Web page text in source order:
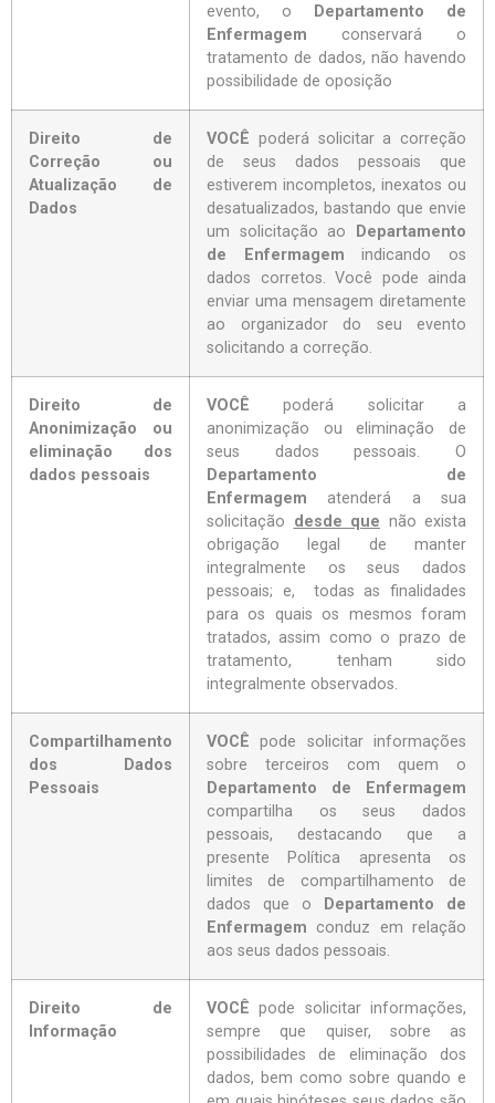
evento, o
Departamento de
Enfermagem conservará o
tratamento de dados, não havendo
possibilidade de oposição
Direito de
Correção ou
Atualização de
Dados
VOCÊ poderá solicitar a correção
de seus dados pessoais que
estiverem incompletos, inexatos ou
desatualizados, bastando que envie
um solicitação ao
Departamento
de Enfermagem indicando os
dados corretos. Você pode ainda
enviar uma mensagem diretamente
ao organizador do seu evento
solicitando a correção.
Direito de
Anonimização ou
eliminação dos
dados pessoais
VOCÊ poderá solicitar a
anonimização ou eliminação de
seus dados pessoais. O
Departamento de
Enfermagem atenderá a sua
solicitação desde que não exista
obrigação legal de manter
integralmente os seus dados
pessoais; e, todas as finalidades
para os quais os mesmos foram
tratados, assim como o prazo de
tratamento, tenham sido
integralmente observados.
Compartilhamento
dos Dados
Pessoais
VOCÊpode solicitar informações
sobre terceiros com quem o
Departamento de Enfermagem
compartilha os seus dados
pessoais, destacando que a
presente Política apresenta os
limites de compartilhamento de
dados que o
Departamento de
Enfermagem conduz em relação
aos seus dados pessoais.
Direito de
Informação
VOCÊ pode solicitar informações,
sempre que quiser, sobre as
possibilidades de eliminação dos
dados, bem como sobre quando e